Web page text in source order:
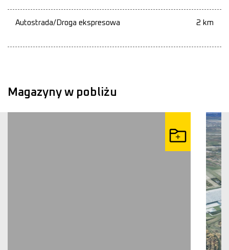
Autostrada/Droga ekspresowa 2 km
Magazyny w pobliżu